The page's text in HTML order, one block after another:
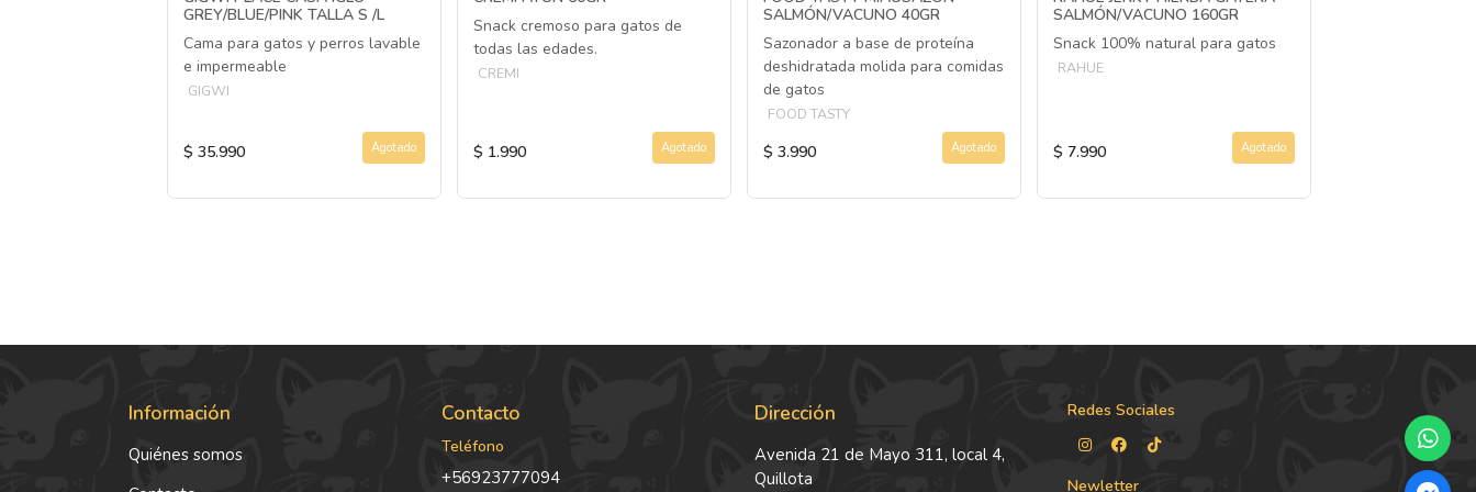
GREY/BLUE/PINK TALLA S /L
Cama para gatos y perros lavable
e impermeable
GIGWI
$ 35.990 Agotado
Snack cremoso para gatos de
todas las edades.
CREMI
$ 1.990 Agotado
SALMÓN/VACUNO 40GR
Sazonador a base de proteína
deshidratada molida para comidas
de gatos
FOOD TASTY
$ 3.990 Agotado
SALMÓN/VACUNO 160GR
Snack 100% natural para gatos
RAHUE
$ 7.990 Agotado
Información
Quiénes somos
Contacto
Teléfono
+56923777094
Dirección
Avenida 21 de Mayo 311, local 4,
Quillota
Redes Sociales
Newletter